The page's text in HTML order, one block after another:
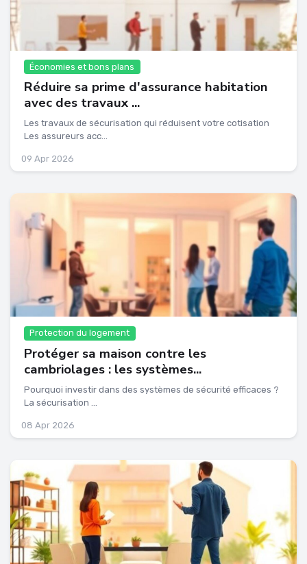
Économies et bons plans
Réduire sa prime d'assurance habitation
avec des travaux ...
Les travaux de sécurisation qui réduisent votre cotisation
Les assureurs acc...
09 Apr 2026
Protection du logement
Protéger sa maison contre les
cambriolages : les systèmes...
Pourquoi investir dans des systèmes de sécurité efficaces ?
La sécurisation ...
08 Apr 2026